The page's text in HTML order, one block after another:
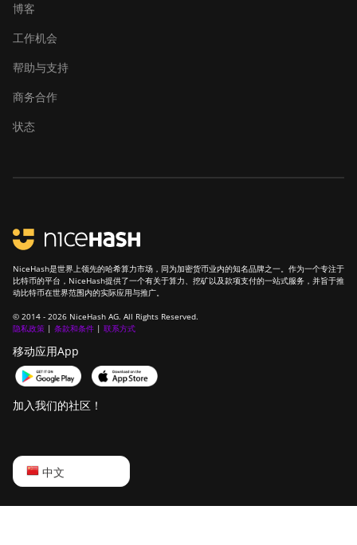
博客
工作机会
帮助与支持
商务合作
状态
NiceHash是世界上领先的哈希算力市场，同为加密货币业内的知名品牌之一。作为一个专注于
比特币的平台，NiceHash提供了一个有关于算力、挖矿以及款项支付的一站式服务，并旨于推
动比特币在世界范围内的实际应用与推广。
© 2014 - 2026 NiceHash AG. All Rights Reserved.
隐私政策 | 条款和条件 | 联系方式
移动应用App
加入我们的社区！
中文
English